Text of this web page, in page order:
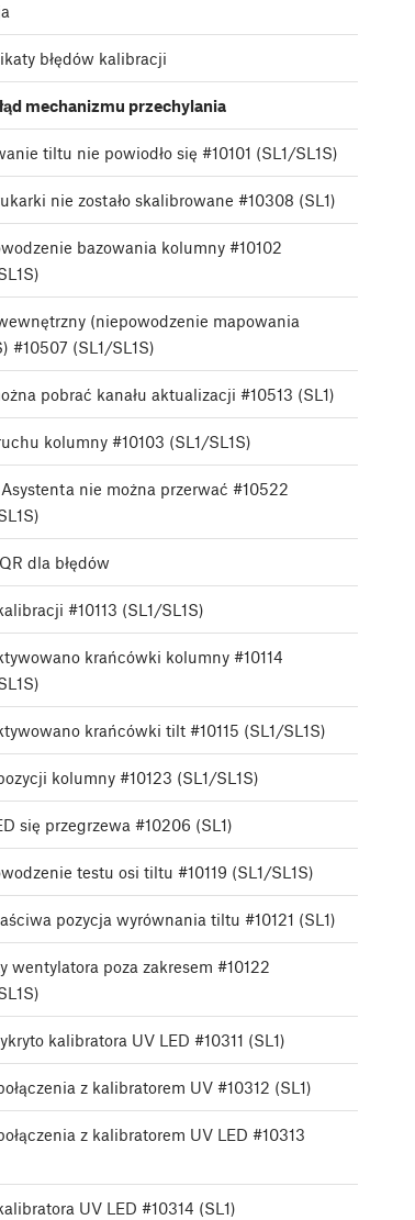
błędów kalibracji
mechanizmu przechylania
tiltu nie powiodło się #10101 (SL1/SL1S)
nie zostało skalibrowane #10308 (SL1)
bazowania kolumny #10102
(niepowodzenie mapowania
#10507 (SL1/SL1S)
pobrać kanału aktualizacji #10513 (SL1)
kolumny #10103 (SL1/SL1S)
Asystenta nie można przerwać #10522
dla błędów
#10113 (SL1/SL1S)
krańcówki kolumny #10114
krańcówki tilt #10115 (SL1/SL1S)
kolumny #10123 (SL1/SL1S)
się przegrzewa #10206 (SL1)
testu osi tiltu #10119 (SL1/SL1S)
pozycja wyrównania tiltu #10121 (SL1)
wentylatora poza zakresem #10122
kalibratora UV LED #10311 (SL1)
z kalibratorem UV #10312 (SL1)
z kalibratorem UV LED #10313
UV LED #10314 (SL1)